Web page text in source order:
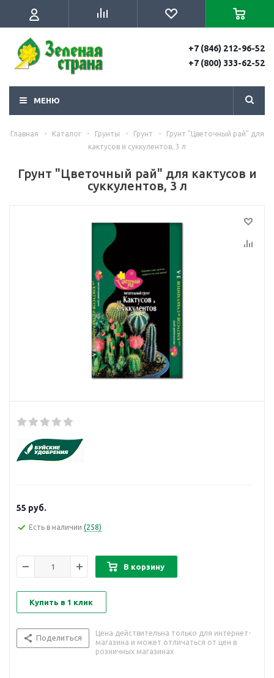
+7 (846) 212-96-52
+7 (800) 333-62-52
МЕНЮ
Главная - Каталог - Грунты - Грунт -
Грунт "Цветочный рай" для
кактусов и суккулентов, 3 л
Грунт "Цветочный рай" для кактусов и
суккулентов, 3 л
55 руб.
Есть в наличии (258)
В корзину
Купить в 1 клик
Поделиться
Цена действительна только для интернет-
магазина и может отличаться от цен в
розничных магазинах